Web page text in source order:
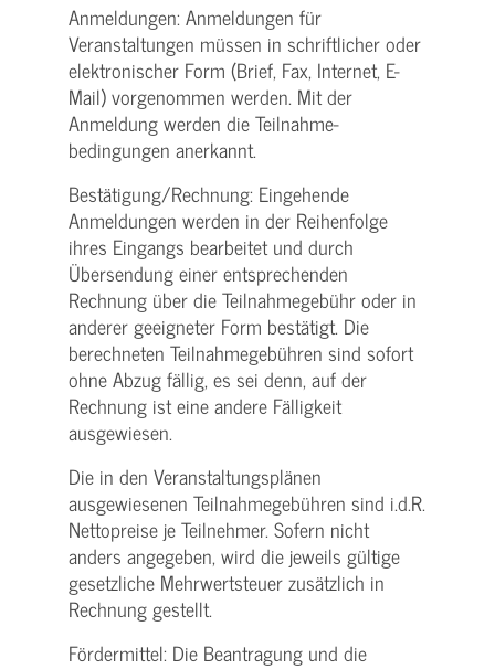
Anmeldungen: Anmeldungen für
Veranstaltungen müssen in schriftlicher oder
elektronischer Form (Brief, Fax, Internet, E-
Mail) vorgenommen werden. Mit der
Anmeldung werden die Teilnahme­
bedingungen anerkannt.
Bestätigung­/Rechnung: Eingehende
Anmeldungen werden in der Reihenfolge
ihres Eingangs bearbeitet und durch
Übersendung einer entsprechenden
Rechnung über die Teilnahmegebühr oder in
anderer geeigneter Form bestätigt. Die
berechneten Teilnahmegebühren sind sofort
ohne Abzug fällig, es sei denn, auf der
Rechnung ist eine andere Fälligkeit
ausgewiesen.
Die in den Veranstaltungsplänen
ausgewiesenen Teilnahmegebühren sind i.d.R.
Nettopreise je Teilnehmer. Sofern nicht
anders angegeben, wird die jeweils gültige
gesetzliche Mehrwertsteuer zusätzlich in
Rechnung gestellt.
Fördermittel: Die Beantragung und die